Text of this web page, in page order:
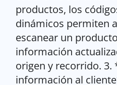
productos, los
dinámicos permiten
escanear un
información
origen y recorrido.
información al